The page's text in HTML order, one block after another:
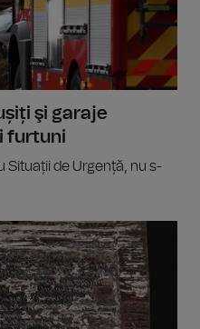
şi garaje
furtuni
Situații de Urgență, nu s-